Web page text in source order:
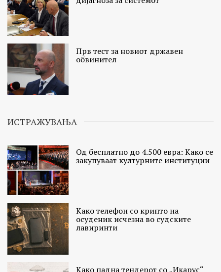
Прв тест за новиот државен
обвинител
ИСТРАЖУВАЊА
Од бесплатно до 4.500 евра: Како се
закупуваат културните институции
Како телефон со крипто на
осуденик исчезна во судските
лавиринти
Како падна тендерот со „Икарус“